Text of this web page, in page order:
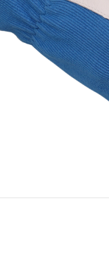
Gasindustrie